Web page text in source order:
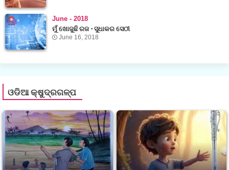
June - 2018
ମୁଁ ଖୋଜୁଛି ରଜ - ସୁଧାକର ସେଠୀ
June 16, 2018
ଓଡିଆ କ୍ଷୁଦ୍ରଗଳ୍ପ